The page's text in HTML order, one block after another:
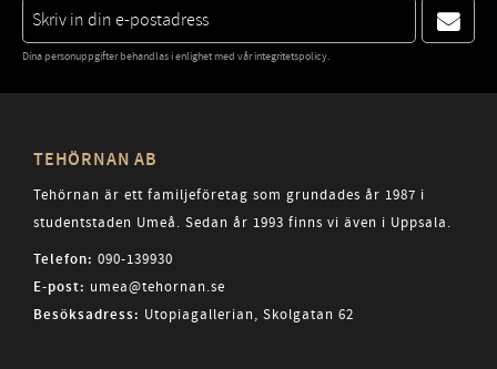
Dina personuppgifter behandlas i enlighet med vårintegritetspolicy.
TEHÖRNAN AB
Tehörnan är ett familjeföretag som grundades år 1987 i
studentstaden Umeå. Sedan år 1993 finns vi även i Uppsala.
Telefon: 090-139930
E-post: umea@tehornan.se
Besöksadress: Utopiagallerian, Skolgatan 62